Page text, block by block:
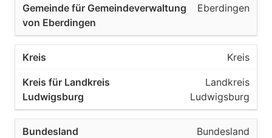
Eberdingen
Kreis
Landkreis
Ludwigsburg
Bundesland